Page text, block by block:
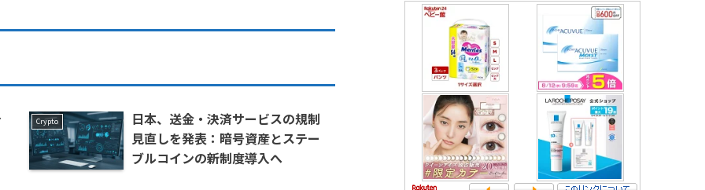
Crypto
日本、送金・決済サービスの規制
見直しを発表：暗号資産とステー
ブルコインの新制度導入へ